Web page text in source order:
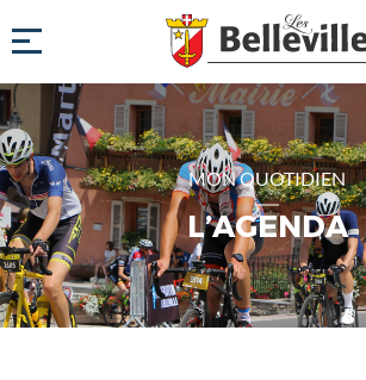
MON QUOTIDIEN
L’AGENDA